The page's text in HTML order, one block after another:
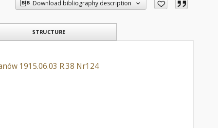
Download bibliography description
STRUCTURE
1915.06.03 R.38 Nr124